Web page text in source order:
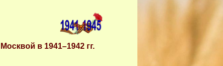
в 1941–1942 гг.